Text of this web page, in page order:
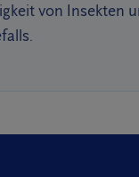
von Insekten